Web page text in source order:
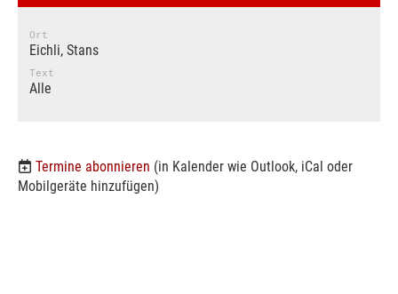
Ort
Eichli, Stans
Text
Alle
Termine abonnieren (in Kalender wie Outlook, iCal oder
Mobilgeräte hinzufügen)